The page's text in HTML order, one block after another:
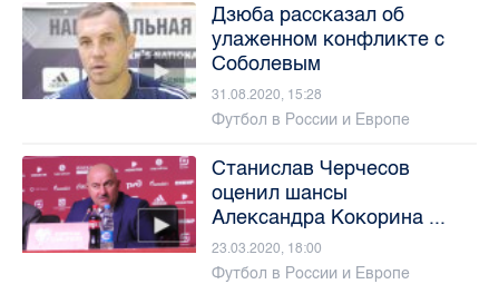
Дзюба рассказал об
улаженном конфликте с
Соболевым
31.08.2020, 15:28
Футбол в России и Европе
Станислав Черчесов
оценил шансы
Александра Кокорина ...
23.03.2020, 18:00
Футбол в России и Европе